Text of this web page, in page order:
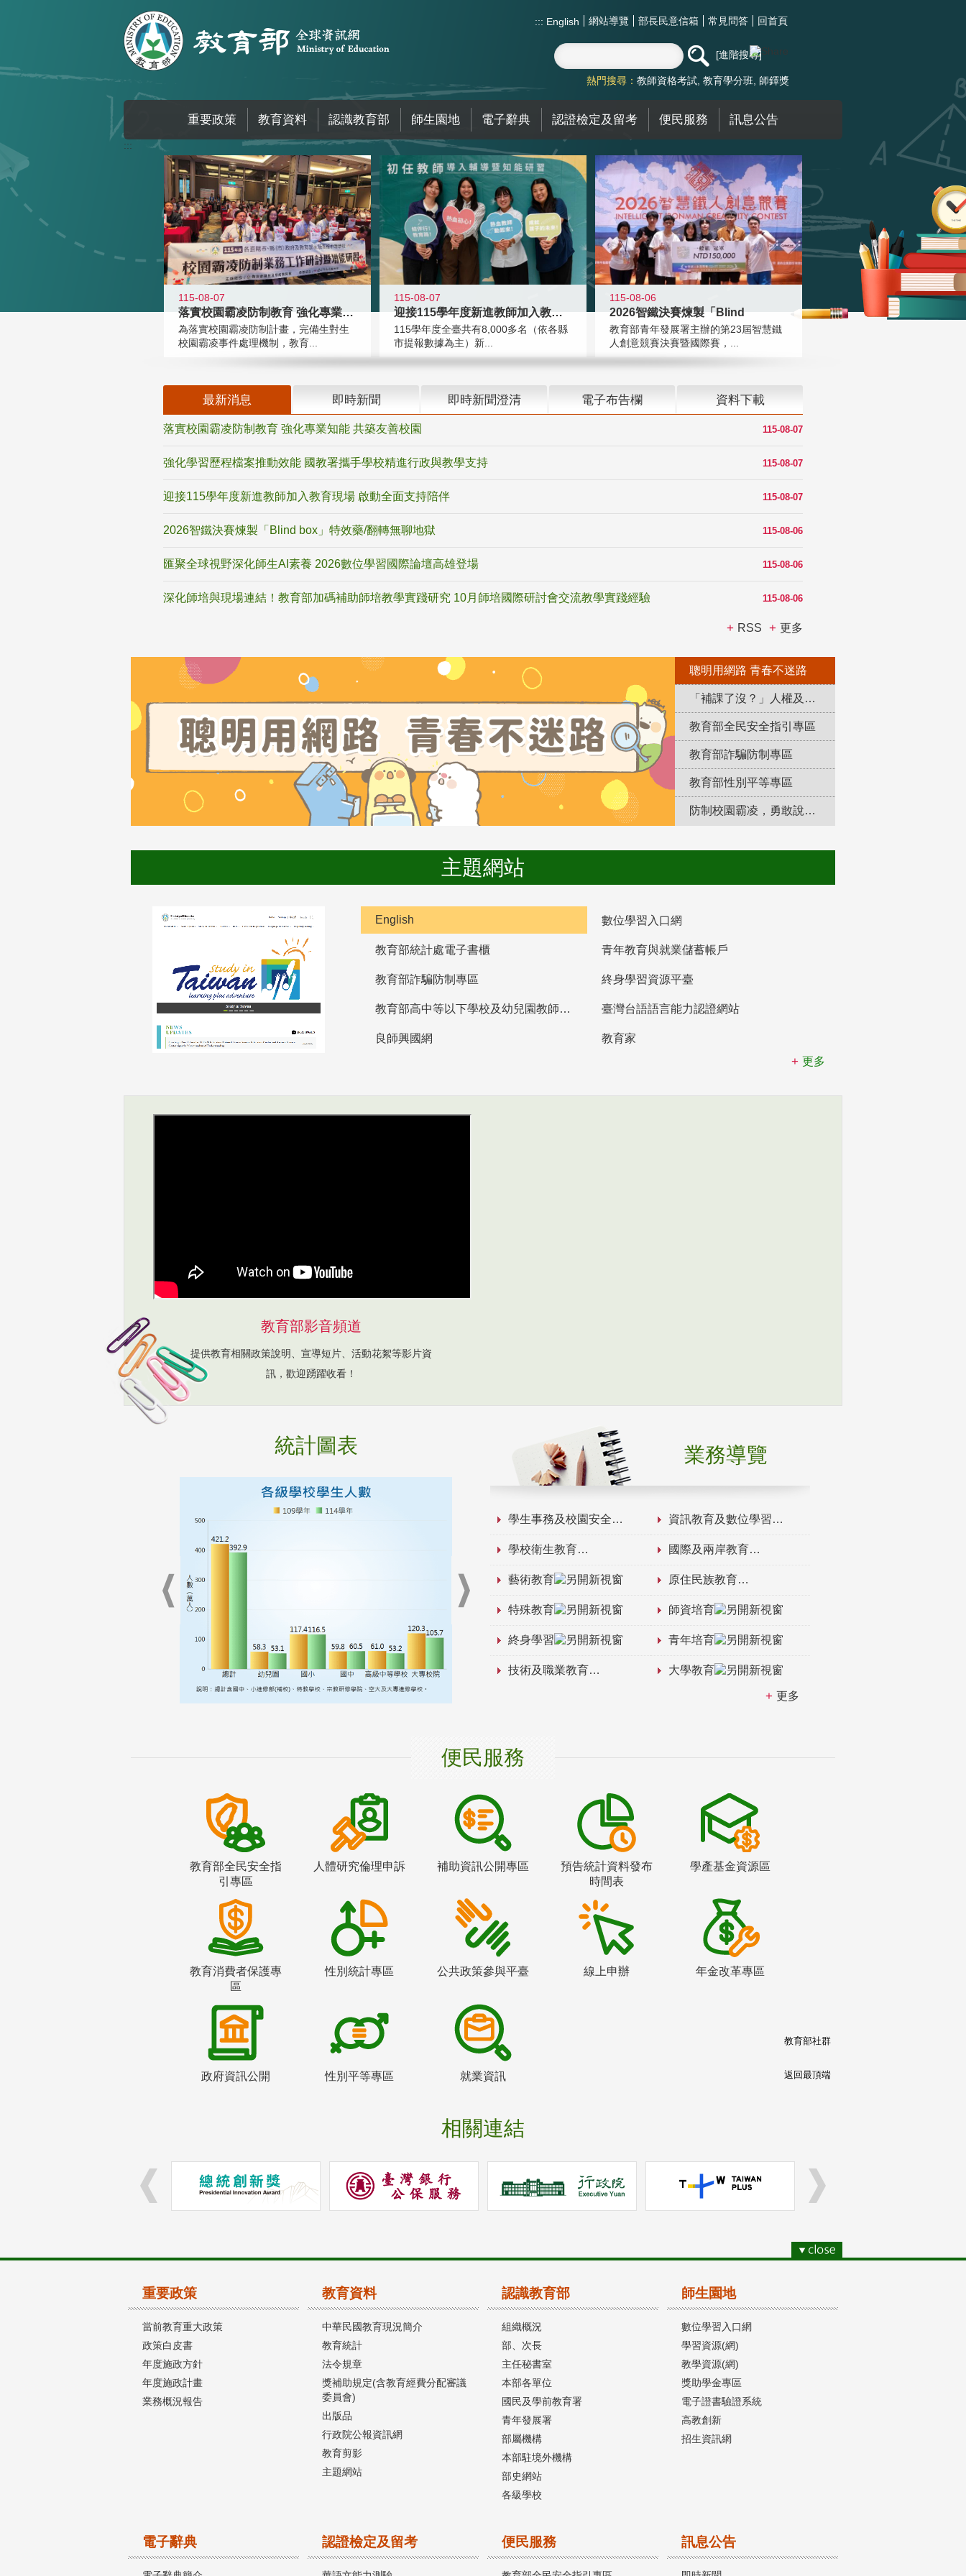
::: English 網站導覽 部長民意信箱 常見問答 回首頁
進階搜尋
熱門搜尋： 教師資格考試 教育學分班 師鐸獎
重要政策 教育資料 認識教育部 師生園地 電子辭典 認證檢定及留考 便民服務 訊息公告
:::
115-08-07
落實校園霸凌防制教育 強化專業知能
為落實校園霸凌防制計畫，完備生對生
校園霸凌事件處理機制，教育...
115-08-07
迎接115學年度新進教師加入教育現
115學年度全臺共有8,000多名（依各縣
市提報數據為主）新...
115-08-06
2026智鐵決賽煉製「Blind
教育部青年發展署主辦的第23屆智慧鐵
人創意競賽決賽暨國際賽，...
最新消息 即時新聞 即時新聞澄清 電子布告欄 資料下載
115-08-07
落實校園霸凌防制教育 強化專業知能 共築友善校園
115-08-07
強化學習歷程檔案推動效能 國教署攜手學校精進行政與教學支持
115-08-07
迎接115學年度新進教師加入教育現場 啟動全面支持陪伴
115-08-06
2026智鐵決賽煉製「Blind box」特效藥/翻轉無聊地獄
115-08-06
匯聚全球視野深化師生AI素養 2026數位學習國際論壇高雄登場
115-08-06
深化師培與現場連結！教育部加碼補助師培教學實踐研究 10月師培國際研討會交流教學實踐經驗
RSS 更多
聰明用網路 青春不迷路
「補課了沒？」人權及轉型正義教育專區
教育部全民安全指引專區
教育部詐騙防制專區
教育部性別平等專區
防制校園霸凌，勇敢說出來！
主題網站
English 數位學習入口網
教育部統計處電子書櫃 青年教育與就業儲蓄帳戶
教育部詐騙防制專區 終身學習資源平臺
教育部高中等以下學校及幼兒園教師資格檢定考試 臺灣台語語言能力認證網站
良師興國網
教育家
更多
教育部影音頻道
提供教育相關政策說明、宣導短片、活動花絮等影片資
訊，歡迎踴躍收看！
統計圖表 業務導覽
學生事務及校園安全 資訊教育及數位學習
學校衛生教育 國際及兩岸教育
藝術教育 原住民族教育
特殊教育 師資培育
終身學習 青年培育
技術及職業教育 大學教育
更多
便民服務
教育部全民安全指
引專區
人體研究倫理申訴 補助資訊公開專區
預告統計資料發布
時間表
學產基金資源區
教育消費者保護專
區
性別統計專區 公共政策參與平臺 線上申辦 年金改革專區
政府資訊公開 性別平等專區 就業資訊
相關連結
教育部社群
返回最頂端
重要政策
當前教育重大政策
政策白皮書
年度施政方針
年度施政計畫
業務概況報告
教育資料
中華民國教育現況簡介
教育統計
法令規章
獎補助規定(含教育經費分配審議
委員會)
出版品
行政院公報資訊網
教育剪影
主題網站
認識教育部
組織概況
部、次長
主任秘書室
本部各單位
國民及學前教育署
青年發展署
部屬機構
本部駐境外機構
部史網站
各級學校
師生園地
數位學習入口網
學習資源(網)
教學資源(網)
獎助學金專區
電子證書驗證系統
高教創新
招生資訊網
電子辭典 認證檢定及留考 便民服務 訊息公告